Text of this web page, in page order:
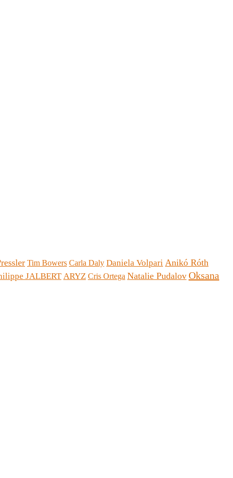
Tim Bowers Carla Daly Daniela Volpari Anikó Róth
JALBERT ARYZ Cris Ortega Natalie Pudalov Oksana